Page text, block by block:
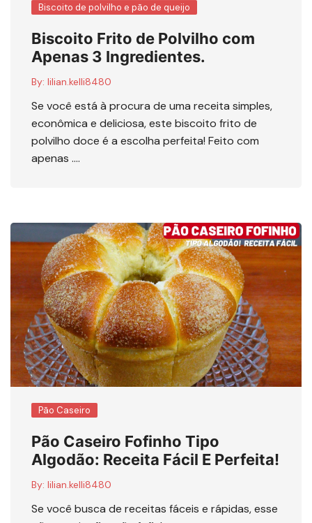
Biscoito de polvilho e pão de queijo
Biscoito Frito de Polvilho com
Apenas 3 Ingredientes.
By: lilian.kelli8480
Se você está à procura de uma receita simples,
econômica e deliciosa, este biscoito frito de
polvilho doce é a escolha perfeita! Feito com
apenas ….
Pão Caseiro
Pão Caseiro Fofinho Tipo
Algodão: Receita Fácil E Perfeita!
By: lilian.kelli8480
Se você busca de receitas fáceis e rápidas, esse